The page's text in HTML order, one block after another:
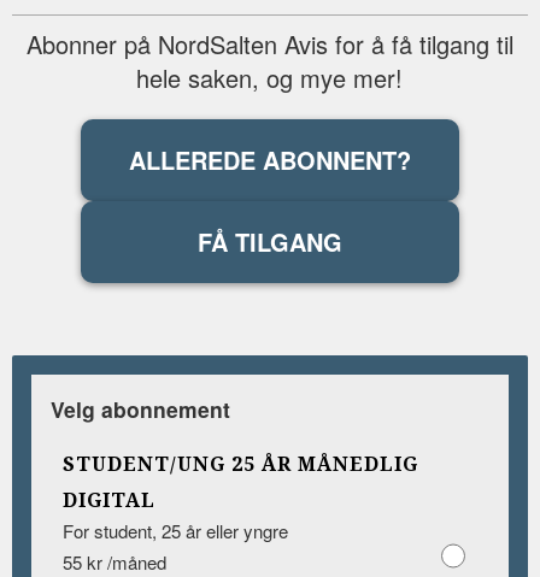
Abonner på NordSalten Avis for å få tilgang til
hele saken, og mye mer!
ALLEREDE ABONNENT?
FÅ TILGANG
Velg abonnement
STUDENT/UNG 25 ÅR MÅNEDLIG
DIGITAL
For student, 25 år eller yngre
55 kr /måned